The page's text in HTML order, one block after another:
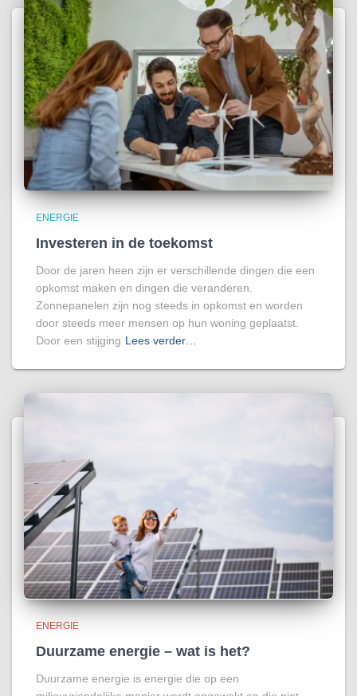
ENERGIE
Investeren in de toekomst
Door de jaren heen zijn er verschillende dingen die een
opkomst maken en dingen die veranderen.
Zonnepanelen zijn nog steeds in opkomst en worden
door steeds meer mensen op hun woning geplaatst.
Door een stijging Lees verder…
ENERGIE
Duurzame energie – wat is het?
Duurzame energie is energie die op een